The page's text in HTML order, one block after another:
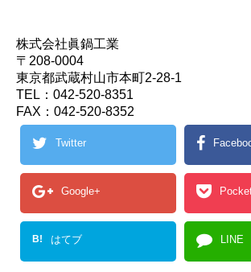
株式会社眞鍋工業
〒208-0004
東京都武蔵村山市本町2-28-1
TEL：042-520-8351
FAX：042-520-8352
Twitter
Google+
B! はてブ LINE